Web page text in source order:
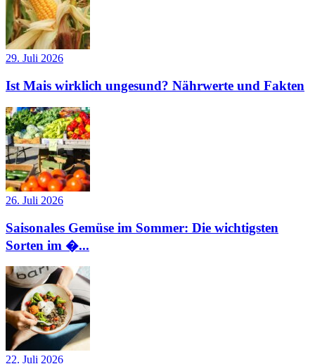
29. Juli 2026
Ist Mais wirklich ungesund? Nährwerte und Fakten
26. Juli 2026
Saisonales Gemüse im Sommer: Die wichtigsten
Sorten im �...
22. Juli 2026